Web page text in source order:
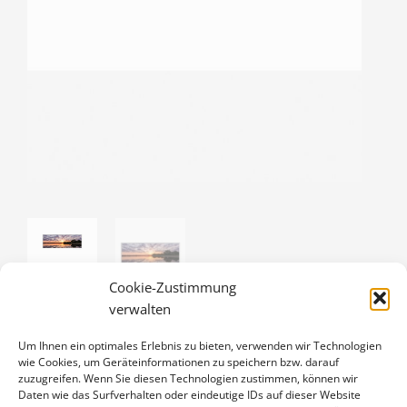
Cookie-Zustimmung
verwalten
Um Ihnen ein optimales Erlebnis zu bieten, verwenden wir Technologien
wie Cookies, um Geräteinformationen zu speichern bzw. darauf
zuzugreifen. Wenn Sie diesen Technologien zustimmen, können wir
Daten wie das Surfverhalten oder eindeutige IDs auf dieser Website
SONNENAUFGANG AN DER ELBE
20,00€